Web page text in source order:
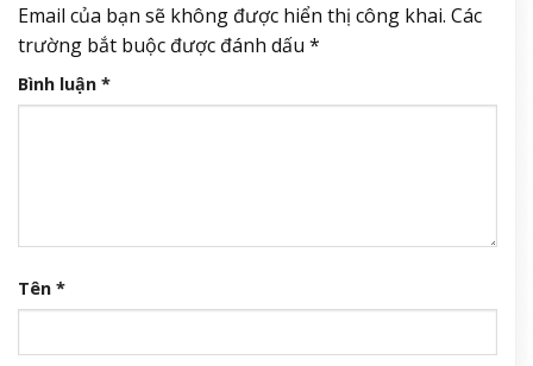
Email của bạn sẽ không được hiển thị công khai. Các
trường bắt buộc được đánh dấu *
Bình luận *
Tên *